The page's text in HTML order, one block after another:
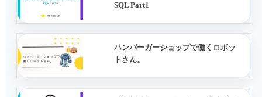
SQL Part1
ハンバーガーショップで働くロボッ
トさん。